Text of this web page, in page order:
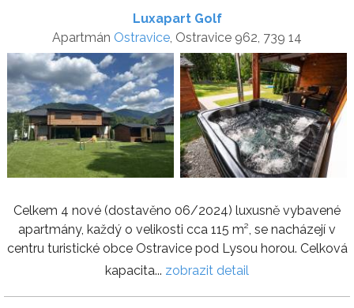
Luxapart Golf
Apartmán Ostravice , Ostravice 962, 739 14
Celkem 4 nové (dostavěno 06/2024) luxusně vybavené
apartmány, každý o velikosti cca 115 m², se nacházejí v
centru turistické obce Ostravice pod Lysou horou. Celková
kapacita... zobrazit detail